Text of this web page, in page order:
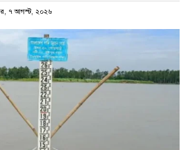
৭ আগস্ট, ২০২৬